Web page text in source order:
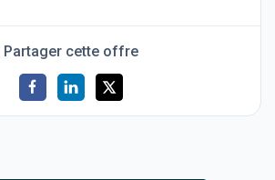
Partager cette offre